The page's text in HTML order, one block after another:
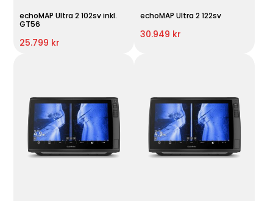
echoMAP Ultra 2 102sv inkl.
GT56
25.799 kr
echoMAP Ultra 2 122sv
30.949 kr